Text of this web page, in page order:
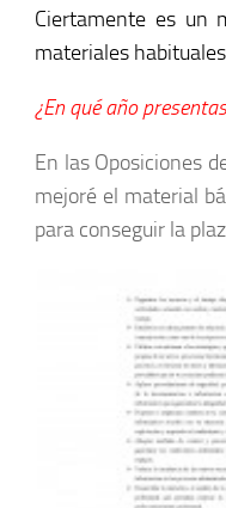
Ciertamente es un
materiales
¿En qué año
En las Oposiciones
mejoré el material
para conseguir la